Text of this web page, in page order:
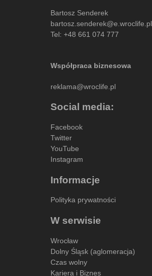
Bartosz Senderek
bartosz.senderek@e.wroclife.pl
Tel: +48 661 074 777
Współpraca biznesowa
reklama@wroclife.pl
Social media:
Facebook
Twitter
YouTube
Instagram
Informacje
Polityka prywatności
W serwisie
Wrocław
Dolny Śląsk (aglomeracja)
Czas wolny
Kariera i Biznes